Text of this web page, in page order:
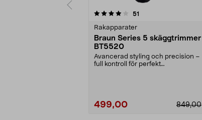
51
Rakapparater
Braun Series 5 skäggtrimmer
BT5520
Avancerad styling och precision –
full kontroll för perfekt
499,00 849,00
4.5 av 5 stjärnor